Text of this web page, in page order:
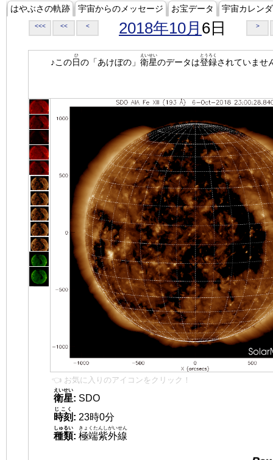
はやぶさの軌跡 宇宙からのメッセージ お宝データ 宇宙カレン
<<< << < 2018年10月 6日 >
♪この日
ひ
の「あけぼの」 衛星
えいせい
のデータは登録
とうろく
されていませ
👈 お気に入りのアイコンをクリック！
衛星
えいせい
: SDO
時刻
じこく
: 23時0分
種類
しゅるい
: 極端紫外線
きょくたんしがいせん